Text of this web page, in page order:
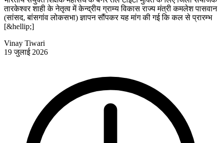
तारकेश्वर शाही के नेतृत्व में केन्द्रीय ग्राम्य विकास राज्य मंत्री कमलेश पासवान
(सांसद, बांसगांव लोकसभा) ज्ञापन सौंपकर यह मांग की गई कि कल से प्रारम्भ
[&hellip;]
Vinay Tiwari
19 जुलाई 2026